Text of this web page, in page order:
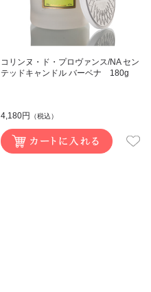
コリンヌ・ド・プロヴァンス/NA セン
テッドキャンドル バーベナ 180g
4,180円 （税込）